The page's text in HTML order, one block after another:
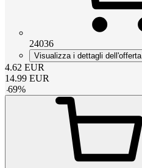
24036
Visualizza i dettagli dell'offerta
4.62 EUR
14.99 EUR
-69%